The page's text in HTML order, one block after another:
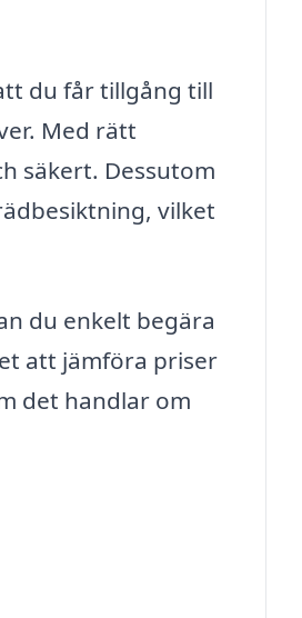
du får tillgång till
Med rätt
säkert. Dessutom
vilket
du enkelt begära
att jämföra priser
det handlar om